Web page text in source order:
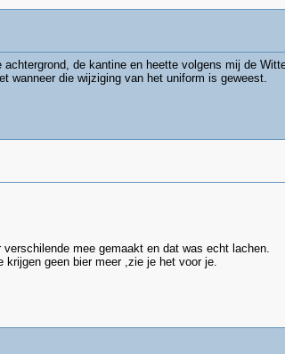
de kantine en heette volgens mij de
wanneer die wijziging van het uniform is geweest.
mee gemaakt en dat was echt lachen.
krijgen geen bier meer ,zie je het voor je.